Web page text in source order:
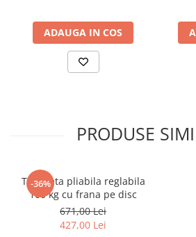
Covorase NISSAN
Covorase OPEL
Covorase SEAT
Covorase SsangYong
Covorase SUZUKI
Covorase TOYOTA
ADAUGA IN COS
PRODUSE
-36%
Trotineta pliabila reglabila
100 kg cu frana pe disc
671,00 Lei
427,00 Lei